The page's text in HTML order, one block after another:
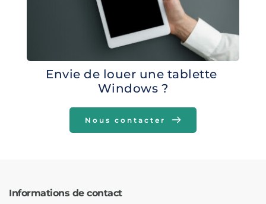
Envie de louer une tablette
Windows ?
Nous contacter
Informations de contact